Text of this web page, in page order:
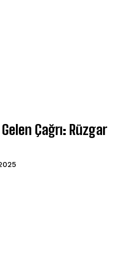
Çağrı: Rüzgar